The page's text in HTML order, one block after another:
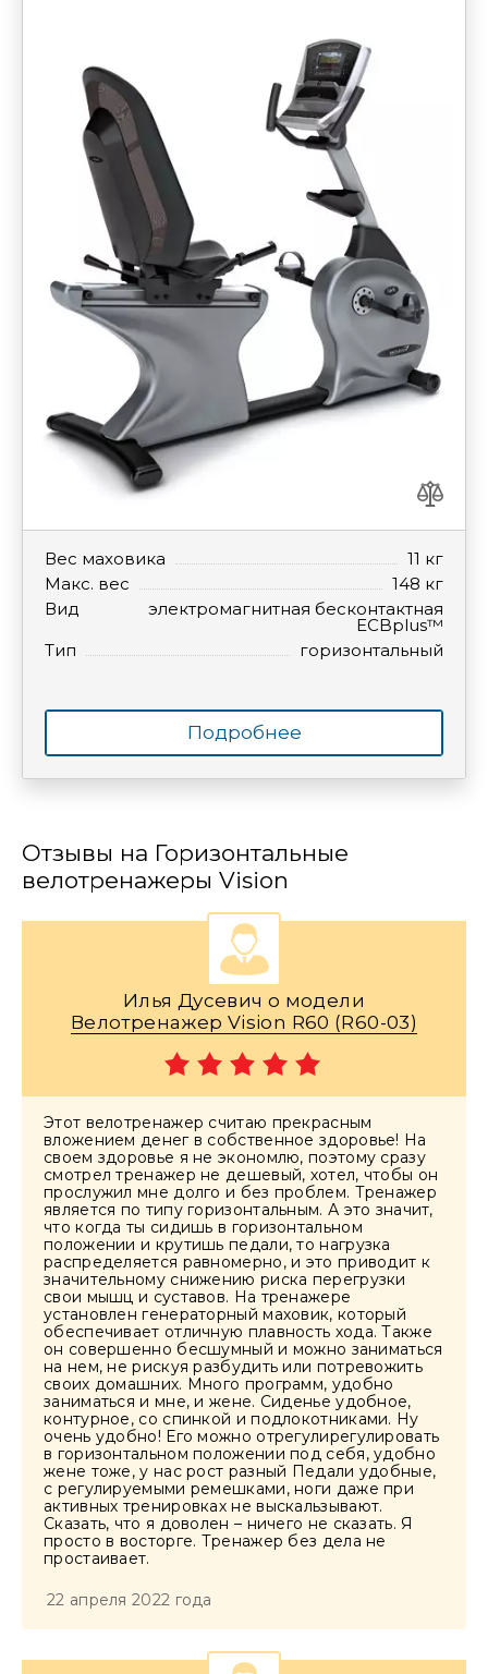
Вес маховика
11 кг
Макс. вес
148 кг
Вид
электромагнитная бесконтактная
ECBplus™
Тип
горизонтальный
Подробнее
Отзывы на Горизонтальные
велотренажеры Vision
Илья Дусевич о модели
Велотренажер Vision R60 (R60-03)
Этот велотренажер считаю прекрасным
вложением денег в собственное здоровье! На
своем здоровье я не экономлю, поэтому сразу
смотрел тренажер не дешевый, хотел, чтобы он
прослужил мне долго и без проблем. Тренажер
является по типу горизонтальным. А это значит,
что когда ты сидишь в горизонтальном
положении и крутишь педали, то нагрузка
распределяется равномерно, и это приводит к
значительному снижению риска перегрузки
свои мышц и суставов. На тренажере
установлен генераторный маховик, который
обеспечивает отличную плавность хода. Также
он совершенно бесшумный и можно заниматься
на нем, не рискуя разбудить или потревожить
своих домашних. Много программ, удобно
заниматься и мне, и жене. Сиденье удобное,
контурное, со спинкой и подлокотниками. Ну
очень удобно! Его можно отрегулирегулировать
в горизонтальном положении под себя, удобно
жене тоже, у нас рост разный Педали удобные,
с регулируемыми ремешками, ноги даже при
активных тренировках не выскальзывают.
Сказать, что я доволен – ничего не сказать. Я
просто в восторге. Тренажер без дела не
простаивает.
22 апреля 2022 года